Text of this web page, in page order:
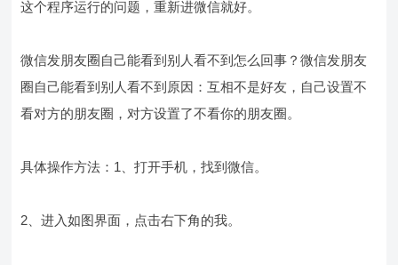
这个程序运行的问题，重新进微信就好。
微信发朋友圈自己能看到别人看不到怎么回事？微信发朋友
圈自己能看到别人看不到原因：互相不是好友，自己设置不
看对方的朋友圈，对方设置了不看你的朋友圈。
具体操作方法：1、打开手机，找到微信。
2、进入如图界面，点击右下角的我。